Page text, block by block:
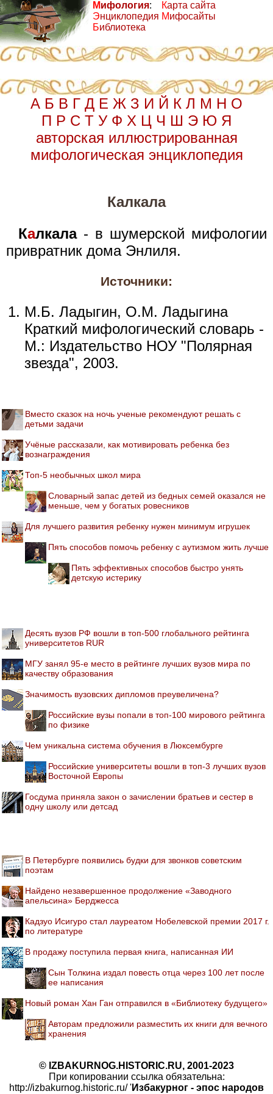
Мифология:
Энциклопедия
Библиотека
Карта сайта
Мифосайты
А Б В Г Д Е Ж З И Й К Л М Н О
П Р С Т У Ф Х Ц Ч Ш Э Ю Я
авторская иллюстрированная
мифологическая энциклопедия
Калкала
Калкала- в шумерской мифологии
привратник дома Энлиля.
Источники:
М.Б. Ладыгин, О.М. Ладыгина
Краткий мифологический словарь -
М.: Издательство НОУ "Полярная
звезда", 2003.
Вместо сказок на ночь ученые рекомендуют решать с
детьми задачи
Учёные рассказали, как мотивировать ребенка без
вознаграждения
Топ-5 необычных школ мира
Словарный запас детей из бедных семей оказался не
меньше, чем у богатых ровесников
Для лучшего развития ребенку нужен минимум игрушек
Пять способов помочь ребенку с аутизмом жить лучше
Пять эффективных способов быстро унять
детскую истерику
Десять вузов РФ вошли в топ-500 глобального рейтинга
университетов RUR
МГУ занял 95-е место в рейтинге лучших вузов мира по
качеству образования
Значимость вузовских дипломов преувеличена?
Российские вузы попали в топ-100 мирового рейтинга
по физике
Чем уникальна система обучения в Люксембурге
Российские университеты вошли в топ-3 лучших вузов
Восточной Европы
Госдума приняла закон о зачислении братьев и сестер в
одну школу или детсад
В Петербурге появились будки для звонков советским
поэтам
Найдено незавершенное продолжение «Заводного
апельсина» Берджесса
Кадзуо Исигуро стал лауреатом Нобелевской премии 2017 г.
по литературе
В продажу поступила первая книга, написанная ИИ
Сын Толкина издал повесть отца через 100 лет после
ее написания
Новый роман Хан Ган отправился в «Библиотеку будущего»
Авторам предложили разместить их книги для вечного
хранения
© IZBAKURNOG.HISTORIC.RU, 2001-2023
При копировании ссылка обязательна:
http://izbakurnog.historic.ru/ 'Избакурног - эпос народов